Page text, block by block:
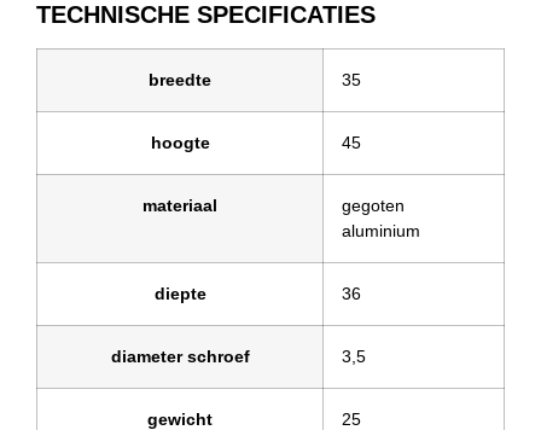
TECHNISCHE SPECIFICATIES
breedte 35
hoogte 45
materiaal
gegoten
aluminium
diepte 36
diameter schroef 3,5
gewicht 25